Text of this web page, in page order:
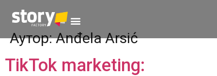
Аутор:Anđela Arsić
TikTok marketing: